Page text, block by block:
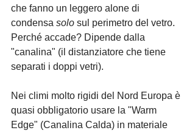
che fanno un leggero alone di
condensa solo sul perimetro del vetro.
Perché accade? Dipende dalla
"canalina" (il distanziatore che tiene
separati i doppi vetri).
Nei climi molto rigidi del Nord Europa è
quasi obbligatorio usare la "Warm
Edge" (Canalina Calda) in materiale